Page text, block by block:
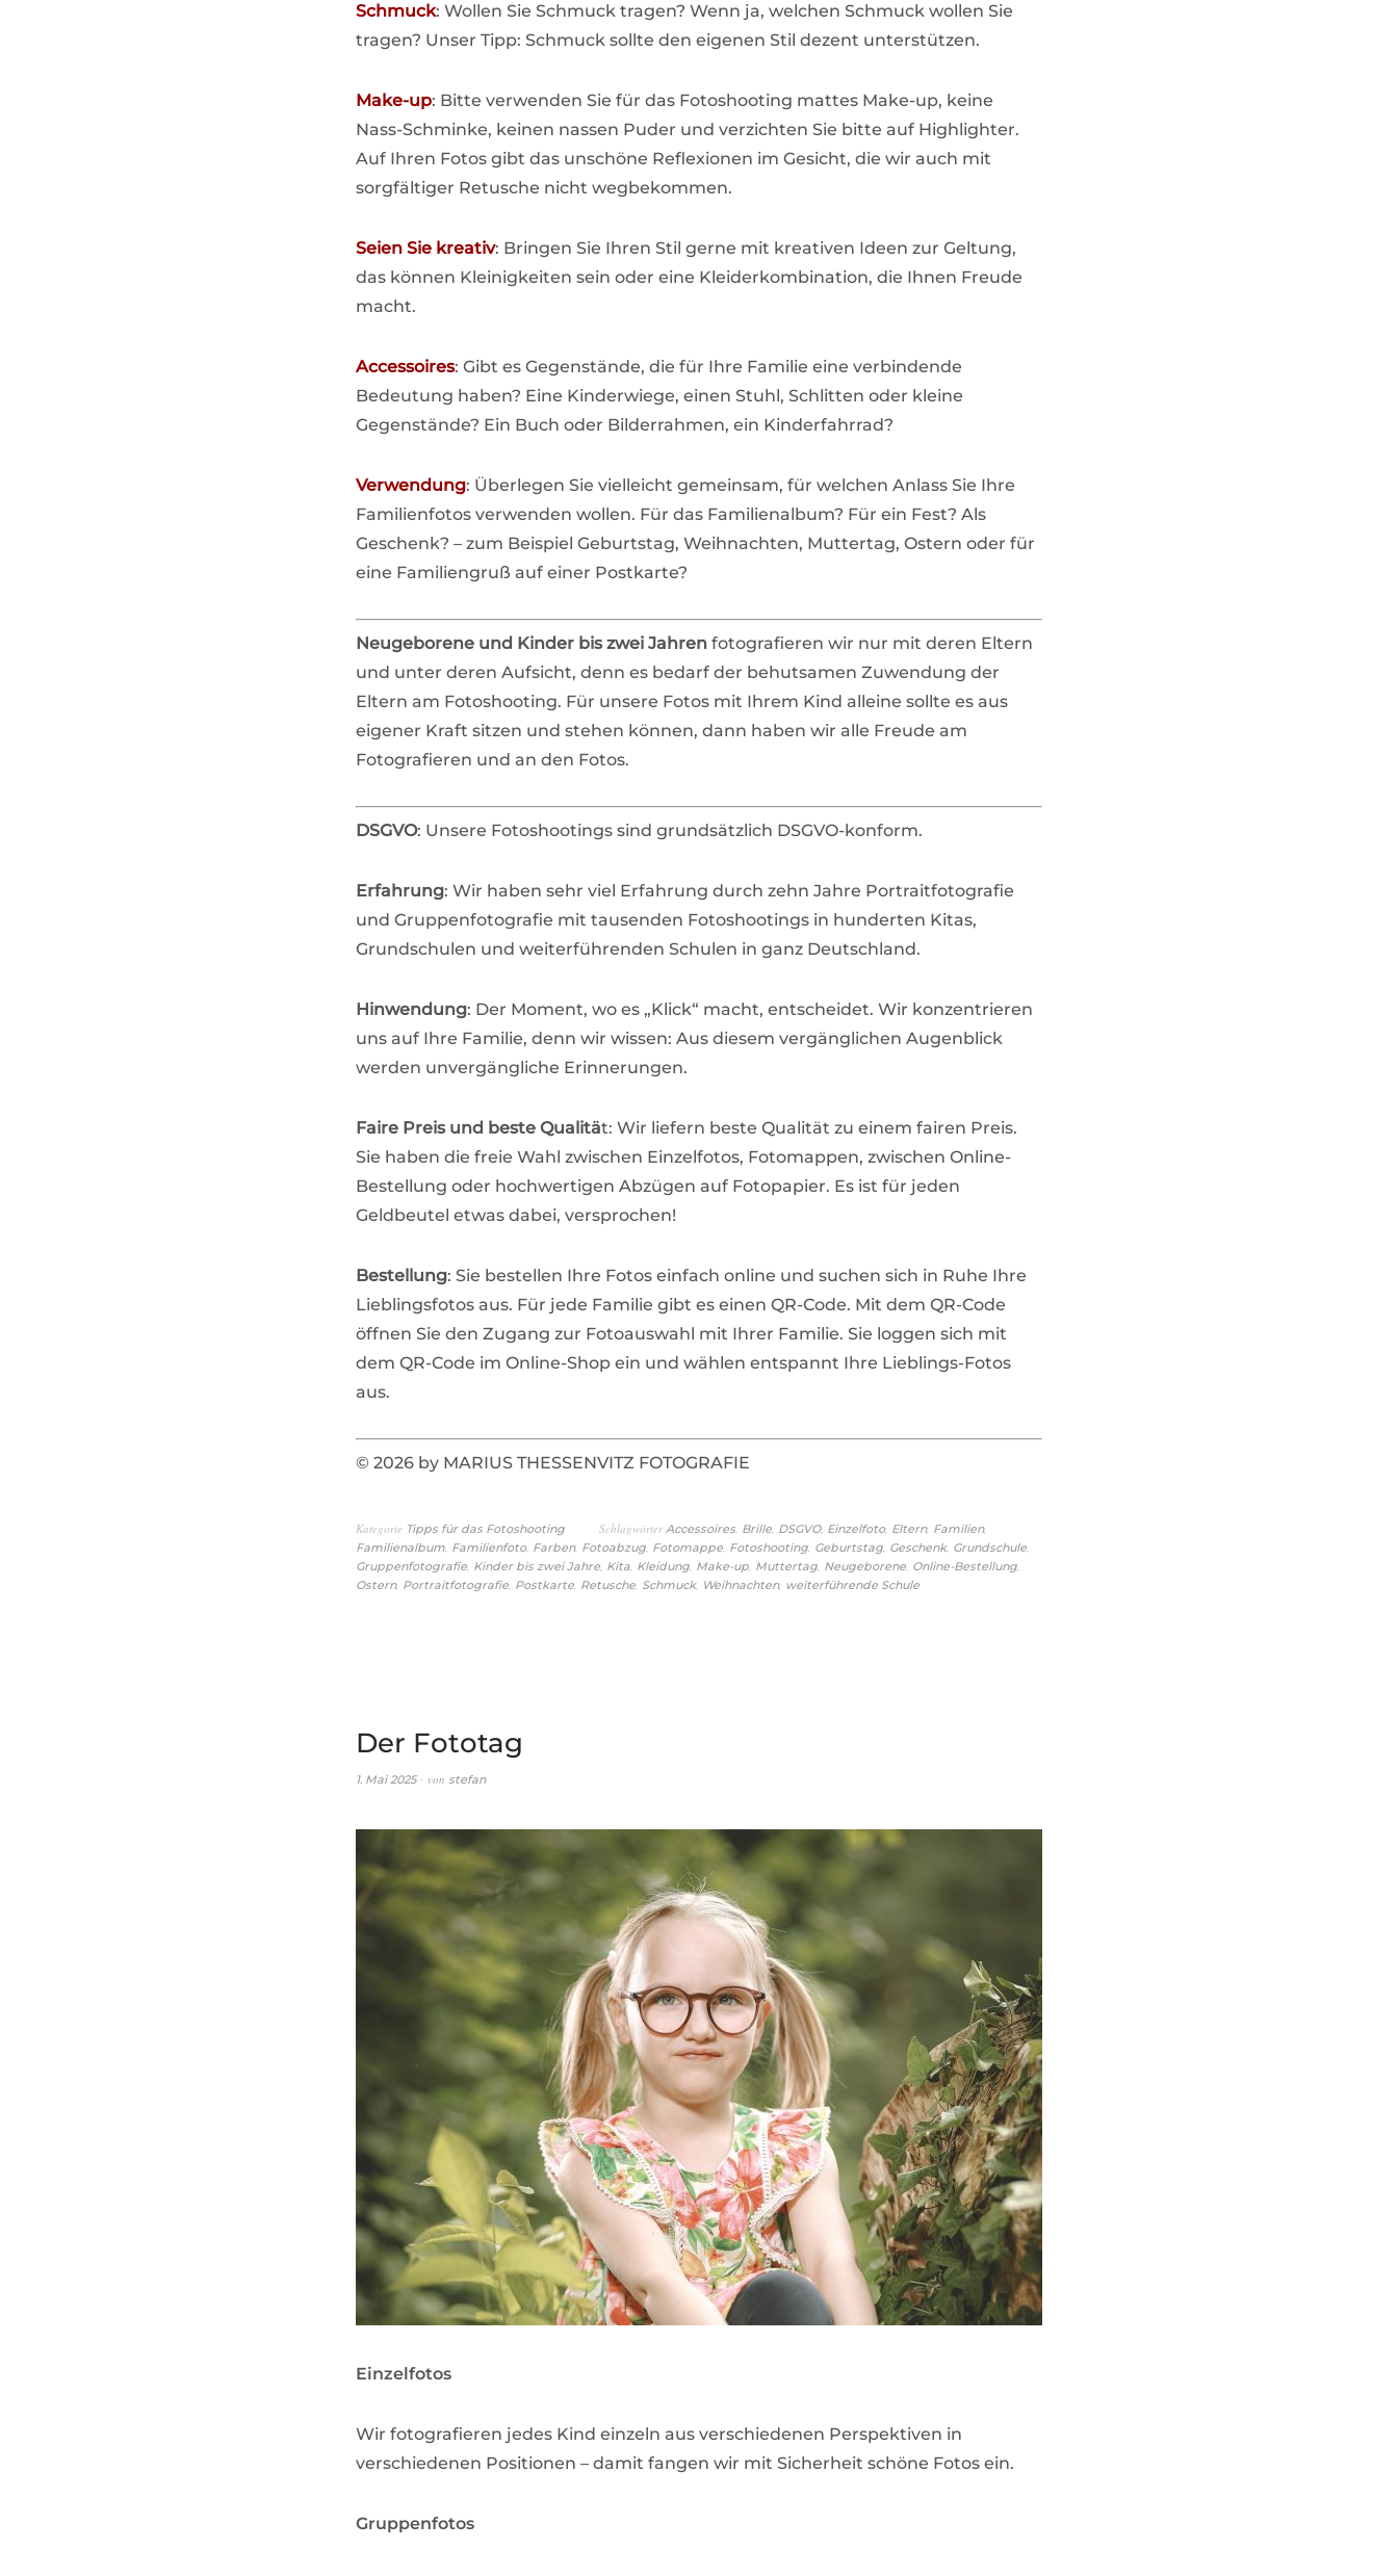
Schmuck: Wollen Sie Schmuck tragen? Wenn ja, welchen Schmuck wollen Sie
tragen? Unser Tipp: Schmuck sollte den eigenen Stil dezent unterstützen.
Make-up: Bitte verwenden Sie für das Fotoshooting mattes Make-up, keine
Nass-Schminke, keinen nassen Puder und verzichten Sie bitte auf Highlighter.
Auf Ihren Fotos gibt das unschöne Reflexionen im Gesicht, die wir auch mit
sorgfältiger Retusche nicht wegbekommen.
Seien Sie kreativ: Bringen Sie Ihren Stil gerne mit kreativen Ideen zur Geltung,
das können Kleinigkeiten sein oder eine Kleiderkombination, die Ihnen Freude
macht.
Accessoires: Gibt es Gegenstände, die für Ihre Familie eine verbindende
Bedeutung haben? Eine Kinderwiege, einen Stuhl, Schlitten oder kleine
Gegenstände? Ein Buch oder Bilderrahmen, ein Kinderfahrrad?
Verwendung: Überlegen Sie vielleicht gemeinsam, für welchen Anlass Sie Ihre
Familienfotos verwenden wollen. Für das Familienalbum? Für ein Fest? Als
Geschenk? – zum Beispiel Geburtstag, Weihnachten, Muttertag, Ostern oder für
eine Familiengruß auf einer Postkarte?
Neugeborene und Kinder bis zwei Jahren fotografieren wir nur mit deren Eltern
und unter deren Aufsicht, denn es bedarf der behutsamen Zuwendung der
Eltern am Fotoshooting. Für unsere Fotos mit Ihrem Kind alleine sollte es aus
eigener Kraft sitzen und stehen können, dann haben wir alle Freude am
Fotografieren und an den Fotos.
DSGVO: Unsere Fotoshootings sind grundsätzlich DSGVO-konform.
Erfahrung: Wir haben sehr viel Erfahrung durch zehn Jahre Portraitfotografie
und Gruppenfotografie mit tausenden Fotoshootings in hunderten Kitas,
Grundschulen und weiterführenden Schulen in ganz Deutschland.
Hinwendung: Der Moment, wo es „Klick“ macht, entscheidet. Wir konzentrieren
uns auf Ihre Familie, denn wir wissen: Aus diesem vergänglichen Augenblick
werden unvergängliche Erinnerungen.
Faire Preis und beste Qualität: Wir liefern beste Qualität zu einem fairen Preis.
Sie haben die freie Wahl zwischen Einzelfotos, Fotomappen, zwischen Online-
Bestellung oder hochwertigen Abzügen auf Fotopapier. Es ist für jeden
Geldbeutel etwas dabei, versprochen!
Bestellung: Sie bestellen Ihre Fotos einfach online und suchen sich in Ruhe Ihre
Lieblingsfotos aus. Für jede Familie gibt es einen QR-Code. Mit dem QR-Code
öffnen Sie den Zugang zur Fotoauswahl mit Ihrer Familie. Sie loggen sich mit
dem QR-Code im Online-Shop ein und wählen entspannt Ihre Lieblings-Fotos
aus.
© 2026 by MARIUS THESSENVITZ FOTOGRAFIE
Kategorie Tipps für das Fotoshooting SchlagwörterAccessoires, Brille, DSGVO, Einzelfoto, Eltern, Familien,
Familienalbum, Familienfoto, Farben, Fotoabzug, Fotomappe, Fotoshooting, Geburtstag, Geschenk, Grundschule,
Gruppenfotografie, Kinder bis zwei Jahre, Kita, Kleidung, Make-up, Muttertag, Neugeborene, Online-Bestellung,
Ostern, Portraitfotografie, Postkarte, Retusche, Schmuck, Weihnachten, weiterführende Schule
Der Fototag
1. Mai 2025 von stefan
Einzelfotos
Wir fotografieren jedes Kind einzeln aus verschiedenen Perspektiven in
verschiedenen Positionen – damit fangen wir mit Sicherheit schöne Fotos ein.
Gruppenfotos